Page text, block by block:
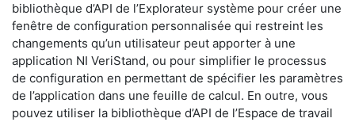
bibliothèque d’API de l’Explorateur système pour créer une
fenêtre de configuration personnalisée qui restreint les
changements qu’un utilisateur peut apporter à une
application NI VeriStand, ou pour simplifier le processus
de configuration en permettant de spécifier les paramètres
de l’application dans une feuille de calcul. En outre, vous
pouvez utiliser la bibliothèque d’API de l’Espace de travail